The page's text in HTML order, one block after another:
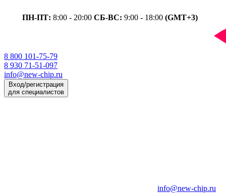
ПН-ПТ: 8:00 - 20:00 СБ-ВС: 9:00 - 18:00 (GMT+3)
8 800 101-75-79
8 930 71-51-097
info@new-chip.ru
Вход/регистрация
для специалистов
info@new-chip.ru